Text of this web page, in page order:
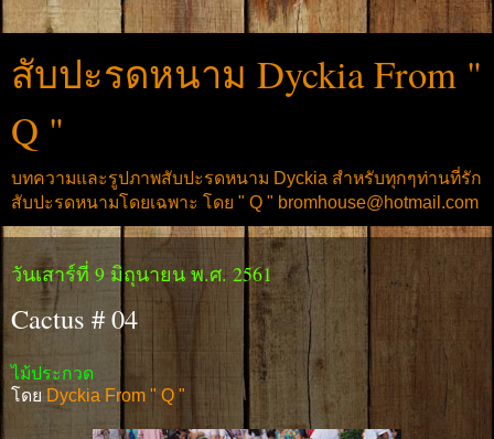
สับปะรดหนาม Dyckia From "
Q "
บทความและรูปภาพสับปะรดหนาม Dyckia สำหรับทุกๆท่านที่รัก
สับปะรดหนามโดยเฉพาะ โดย " Q " bromhouse@hotmail.com
วันเสาร์ที่ 9 มิถุนายน พ.ศ. 2561
Cactus # 04
ไม้ประกวด
โดย Dyckia From " Q "